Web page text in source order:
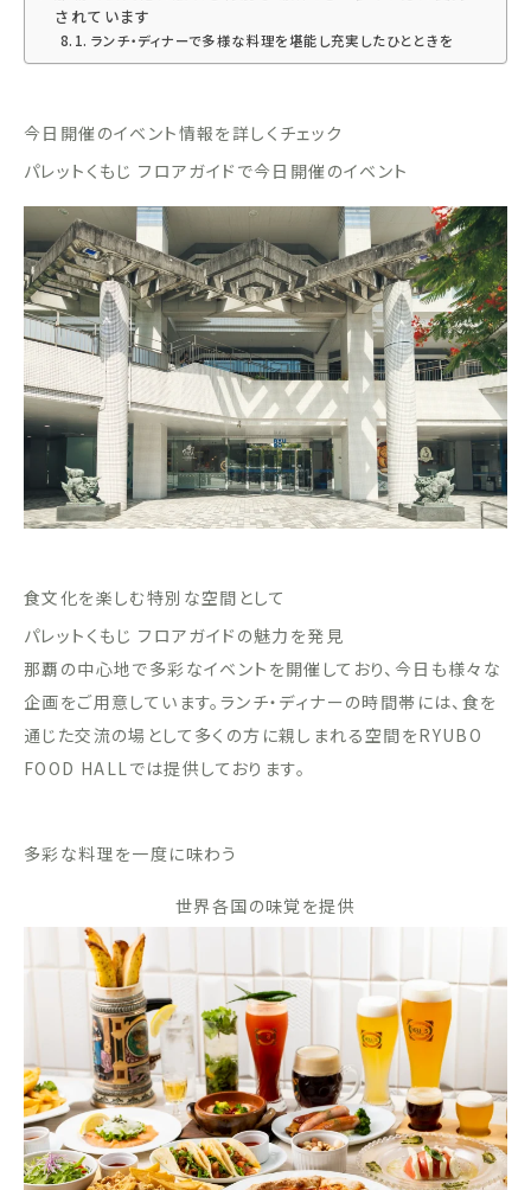
されています
ランチ・ディナーで多様な料理を堪能し充実したひとときを
今日開催のイベント情報を詳しくチェック
パレットくもじ フロアガイドで今日開催のイベント
食文化を楽しむ特別な空間として
パレットくもじ フロアガイドの魅力を発見
那覇の中心地で多彩なイベントを開催しており、今日も様々な
企画をご用意しています。ランチ・ディナーの時間帯には、食を
通じた交流の場として多くの方に親しまれる空間をRYUBO
FOOD HALLでは提供しております。
多彩な料理を一度に味わう
世界各国の味覚を提供